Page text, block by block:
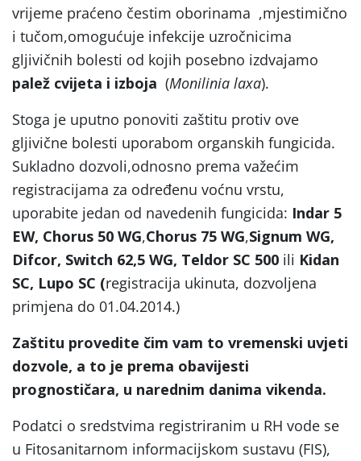
vrijeme praćeno čestim oborinama ,mjestimično
i tučom,omogućuje infekcije uzročnicima
gljivičnih bolesti od kojih posebno izdvajamo
palež cvijeta i izboja (Monilinia laxa).
Stoga je uputno ponoviti zaštitu protiv ove
gljivične bolesti uporabom organskih fungicida.
Sukladno dozvoli,odnosno prema važećim
registracijama za određenu voćnu vrstu,
uporabite jedan od navedenih fungicida: Indar 5
EW, Chorus 50 WG,Chorus 75 WG,Signum WG,
Difcor, Switch 62,5 WG, Teldor SC 500 ili Kidan
SC, Lupo SC (registracija ukinuta, dozvoljena
primjena do 01.04.2014.)
Zaštitu provedite čim vam to vremenski uvjeti
dozvole, a to je prema obavijesti
prognostičara, u narednim danima vikenda.
Podatci o sredstvima registriranim u RH vode se
u Fitosanitarnom informacijskom sustavu (FIS),